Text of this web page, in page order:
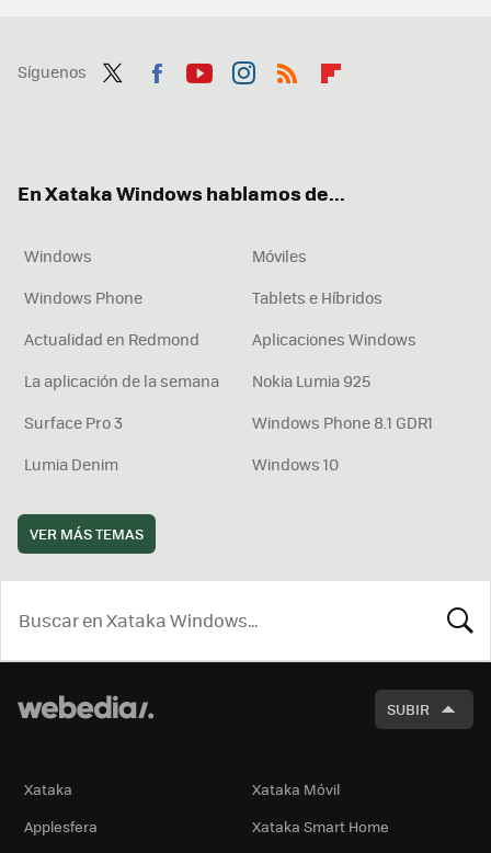
Síguenos
En Xataka Windows hablamos de...
Windows
Móviles
Windows Phone
Tablets e Híbridos
Actualidad en Redmond
Aplicaciones Windows
La aplicación de la semana
Nokia Lumia 925
Surface Pro 3
Windows Phone 8.1 GDR1
Lumia Denim
Windows 10
VER MÁS TEMAS
SUBIR
Xataka
Xataka Móvil
Applesfera
Xataka Smart Home